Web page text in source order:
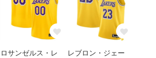
ロサンゼルス・レ
レブロン・ジェー